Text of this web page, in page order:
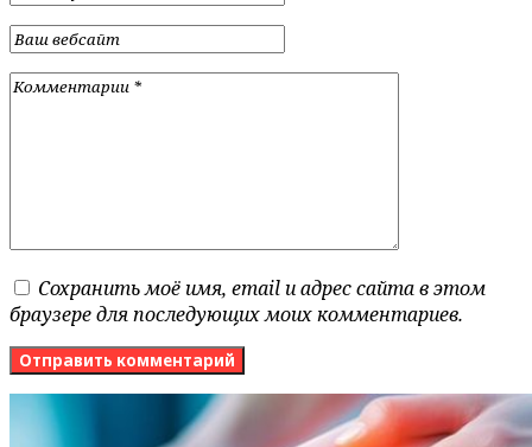
Сохранить моё имя, email и адрес сайта в этом
браузере для последующих моих комментариев.